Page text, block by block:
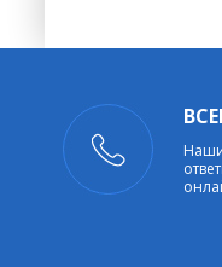
Наши